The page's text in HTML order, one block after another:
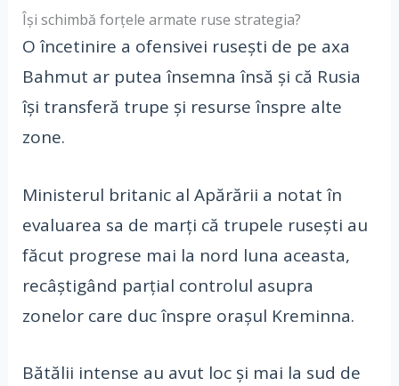
Își schimbă forțele armate ruse strategia?
O încetinire a ofensivei rusești de pe axa
Bahmut ar putea însemna însă și că Rusia
își transferă trupe și resurse înspre alte
zone.
Ministerul britanic al Apărării a notat în
evaluarea sa de marți că trupele rusești au
făcut progrese mai la nord luna aceasta,
recâștigând parțial controlul asupra
zonelor care duc înspre orașul Kreminna.
Bătălii intense au avut loc și mai la sud de